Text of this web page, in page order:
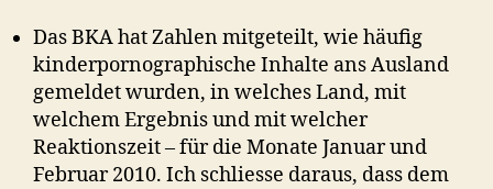
Das BKA hat Zahlen mitgeteilt, wie häufig
kinderpornographische Inhalte ans Ausland
gemeldet wurden, in welches Land, mit
welchem Ergebnis und mit welcher
Reaktionszeit – für die Monate Januar und
Februar 2010. Ich schliesse daraus, dass dem